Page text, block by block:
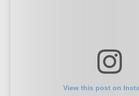
View this post on